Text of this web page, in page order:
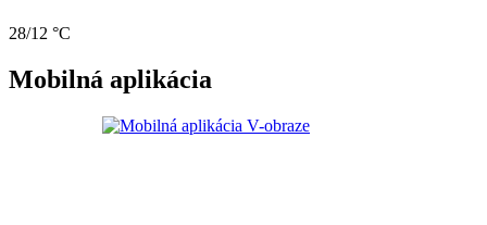
28/12 °C
Mobilná aplikácia